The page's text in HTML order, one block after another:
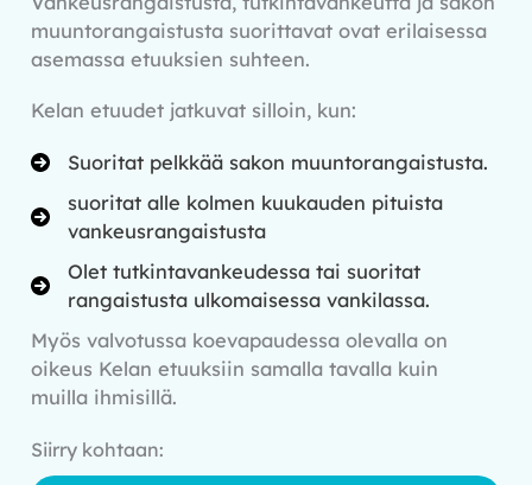
muuntorangaistusta suorittavat ovat erilaisessa
asemassa etuuksien suhteen.
Kelan etuudet jatkuvat silloin, kun:
Suoritat pelkkää sakon muuntorangaistusta.
suoritat alle kolmen kuukauden pituista
vankeusrangaistusta
Olet tutkintavankeudessa tai suoritat
rangaistusta ulkomaisessa vankilassa.
Myös valvotussa koevapaudessa olevalla on
oikeus Kelan etuuksiin samalla tavalla kuin
muilla ihmisillä.
Siirry kohtaan: